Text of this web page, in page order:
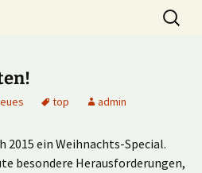
Manager
Suche
nach:
top admin
2015 ein Weihnachts-Special.
besondere Herausforderungen,